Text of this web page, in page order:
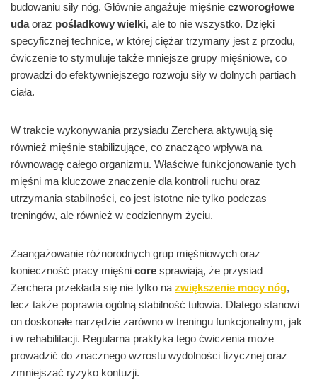
budowaniu siły nóg. Głównie angażuje mięśnie czworogłowe
udaoraz pośladkowy wielki, ale to nie wszystko. Dzięki
specyficznej technice, w której ciężar trzymany jest z przodu,
ćwiczenie to stymuluje także mniejsze grupy mięśniowe, co
prowadzi do efektywniejszego rozwoju siły w dolnych partiach
ciała.
W trakcie wykonywania przysiadu Zerchera aktywują się
również mięśnie stabilizujące, co znacząco wpływa na
równowagę całego organizmu. Właściwe funkcjonowanie tych
mięśni ma kluczowe znaczenie dla kontroli ruchu oraz
utrzymania stabilności, co jest istotne nie tylko podczas
treningów, ale również w codziennym życiu.
Zaangażowanie różnorodnych grup mięśniowych oraz
konieczność pracy mięśni core sprawiają, że przysiad
Zerchera przekłada się nie tylko na zwiększenie mocy nóg,
lecz także poprawia ogólną stabilność tułowia. Dlatego stanowi
on doskonałe narzędzie zarówno w treningu funkcjonalnym, jak
i w rehabilitacji. Regularna praktyka tego ćwiczenia może
prowadzić do znacznego wzrostu wydolności fizycznej oraz
zmniejszać ryzyko kontuzji.